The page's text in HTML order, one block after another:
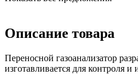
Описание товара
Переносной газоанализатор
изготавливается для контроля